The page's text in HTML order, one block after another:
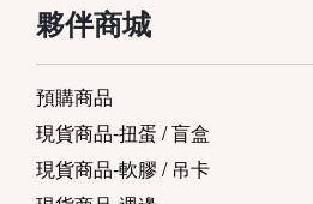
夥伴商城
預購商品
現貨商品-扭蛋 / 盲盒
現貨商品-軟膠 / 吊卡